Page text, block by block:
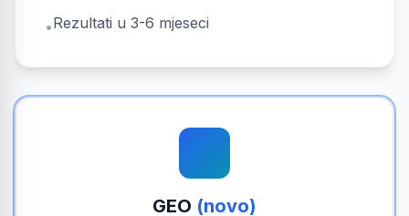
•Rezultati u 3-6 mjeseci
GEO (novo)